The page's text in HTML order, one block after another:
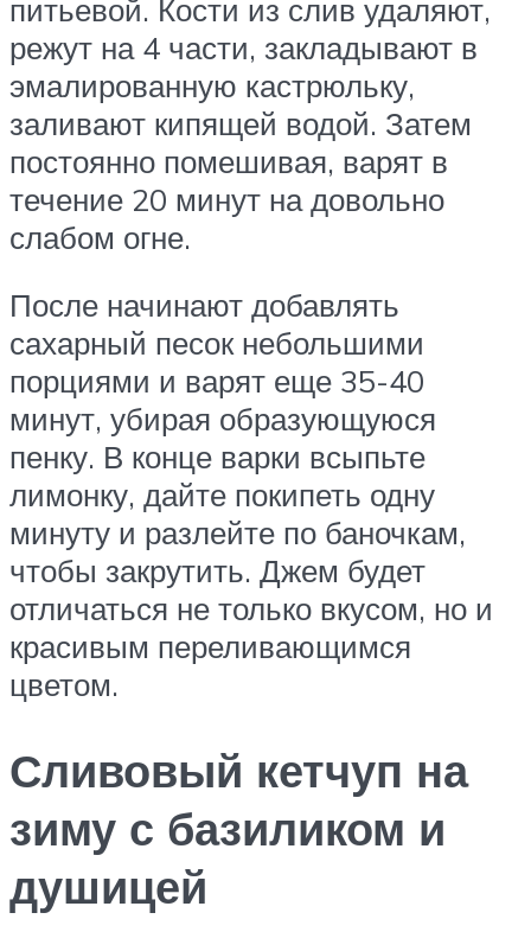
питьевой. Кости из слив удаляют,
режут на 4 части, закладывают в
эмалированную кастрюльку,
заливают кипящей водой. Затем
постоянно помешивая, варят в
течение 20 минут на довольно
слабом огне.
После начинают добавлять
сахарный песок небольшими
порциями и варят еще 35-40
минут, убирая образующуюся
пенку. В конце варки всыпьте
лимонку, дайте покипеть одну
минуту и разлейте по баночкам,
чтобы закрутить. Джем будет
отличаться не только вкусом, но и
красивым переливающимся
цветом.
Сливовый кетчуп на
зиму с базиликом и
душицей